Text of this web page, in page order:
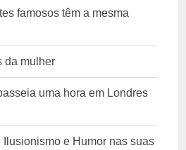
famosos têm a mesma
da mulher
uma hora em Londres
e Humor nas suas